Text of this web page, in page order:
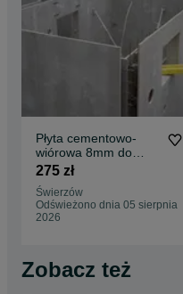
Płyta cementowo-
wiórowa 8mm do
30mm
275 zł
Świerzów
Odświeżono dnia 05 sierpnia
2026
Zobacz też